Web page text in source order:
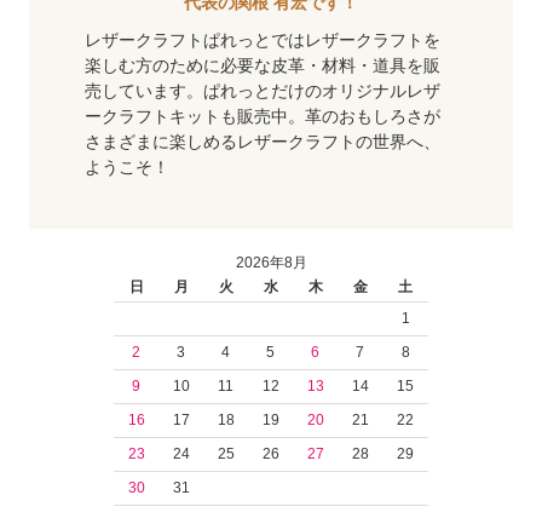
レザークラフトぱれっとではレザークラフトを
楽しむ方のために必要な皮革・材料・道具を販
売しています。ぱれっとだけのオリジナルレザ
ークラフトキットも販売中。革のおもしろさが
さまざまに楽しめるレザークラフトの世界へ、
ようこそ！
2026年8月
日
月 火 水 木 金
土
1
2
3 4 5 6 7
8
9
10 11 12 13 14
15
16
17 18 19 20 21
22
23
24 25 26 27 28
29
30
31